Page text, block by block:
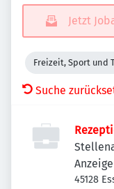
Jetzt
Freizeit, Sport und
Suche
45128